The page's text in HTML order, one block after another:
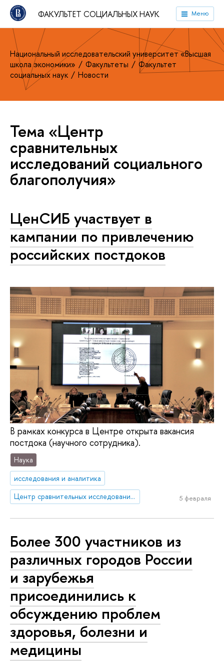
ФАКУЛЬТЕТ СОЦИАЛЬНЫХ НАУК Меню
Национальный исследовательский университет «Высшая
школа экономики»
Факультеты
Факультет
социальных наук
Новости
Тема «Центр
сравнительных
исследований социального
благополучия»
ЦенСИБ участвует в
кампании по привлечению
российских постдоков
В рамках конкурса в Центре открыта вакансия
постдока (научного сотрудника).
Наука
исследования и аналитика
Центр сравнительных исследований социального благополучия
5 февраля
Более 300 участников из
различных городов России
и зарубежья
присоединились к
обсуждению проблем
здоровья, болезни и
медицины